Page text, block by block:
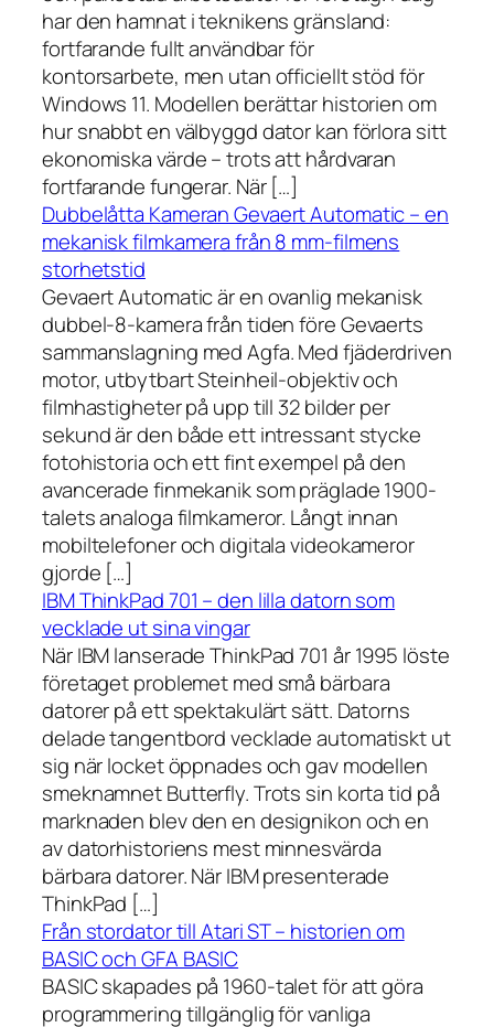
har den hamnat i teknikens gränsland:
fortfarande fullt användbar för
kontorsarbete, men utan officiellt stöd för
Windows 11. Modellen berättar historien om
hur snabbt en välbyggd dator kan förlora sitt
ekonomiska värde – trots att hårdvaran
fortfarande fungerar. När […]
Dubbelåtta Kameran Gevaert Automatic – en
mekanisk filmkamera från 8 mm-filmens
storhetstid
Gevaert Automatic är en ovanlig mekanisk
dubbel-8-kamera från tiden före Gevaerts
sammanslagning med Agfa. Med fjäderdriven
motor, utbytbart Steinheil-objektiv och
filmhastigheter på upp till 32 bilder per
sekund är den både ett intressant stycke
fotohistoria och ett fint exempel på den
avancerade finmekanik som präglade 1900-
talets analoga filmkameror. Långt innan
mobiltelefoner och digitala videokameror
gjorde […]
IBM ThinkPad 701 – den lilla datorn som
vecklade ut sina vingar
När IBM lanserade ThinkPad 701 år 1995 löste
företaget problemet med små bärbara
datorer på ett spektakulärt sätt. Datorns
delade tangentbord vecklade automatiskt ut
sig när locket öppnades och gav modellen
smeknamnet Butterfly. Trots sin korta tid på
marknaden blev den en designikon och en
av datorhistoriens mest minnesvärda
bärbara datorer. När IBM presenterade
ThinkPad […]
Från stordator till Atari ST – historien om
BASIC och GFA BASIC
BASIC skapades på 1960-talet för att göra
programmering tillgänglig för vanliga